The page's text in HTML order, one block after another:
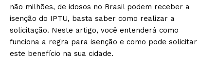
não milhões, de idosos no Brasil podem receber a
isenção do IPTU, basta saber como realizar a
solicitação. Neste artigo, você entenderá como
funciona a regra para isenção e como pode solicitar
este benefício na sua cidade.